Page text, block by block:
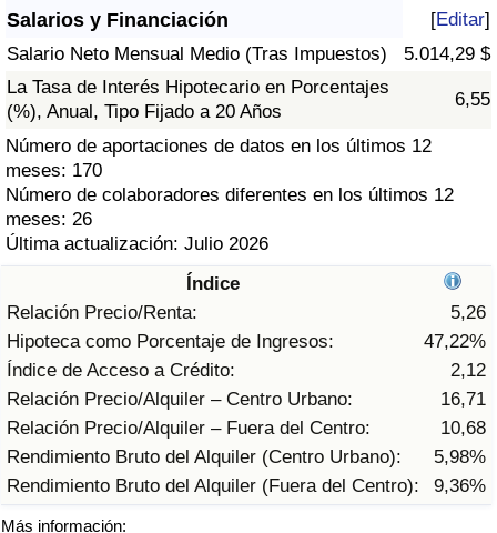
Salarios y Financiación [Editar]
Salario Neto Mensual Medio (Tras Impuestos)
5.014,29 $
La Tasa de Interés Hipotecario en Porcentajes
(%), Anual, Tipo Fijado a 20 Años
6,55
Número de aportaciones de datos en los últimos 12
meses: 170
Número de colaboradores diferentes en los últimos 12
meses: 26
Última actualización: Julio 2026
Índice
Relación Precio/Renta:
5,26
Hipoteca como Porcentaje de Ingresos:
47,22%
Índice de Acceso a Crédito:
2,12
Relación Precio/Alquiler – Centro Urbano:
16,71
Relación Precio/Alquiler – Fuera del Centro:
10,68
Rendimiento Bruto del Alquiler (Centro Urbano):
5,98%
Rendimiento Bruto del Alquiler (Fuera del Centro):
9,36%
Más información:
Índice de criminalidad por país
Sanidad
Índice de Sanidad (Actual)
Índice de Sanidad
Índice de Sanidad por País
Índice de contaminación
Índice de Contaminación por País